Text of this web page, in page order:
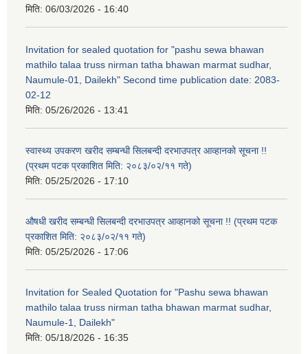
मिति: 06/03/2026 - 16:40
Invitation for sealed quotation for "pashu sewa bhawan
mathilo talaa truss nirman tatha bhawan marmat sudhar,
Naumule-01, Dailekh" Second time publication date: 2083-
02-12
मिति: 05/26/2026 - 13:41
स्वास्थ्य उपकरण खरीद सम्बन्धी सिलबन्दी दरभाउपत्र आव्हानको सूचना !!
(प्रथम पटक प्रकाशित मिति: २०८३/०२/११ गते)
मिति: 05/25/2026 - 17:10
औषधी खरीद सम्बन्धी सिलबन्दी दरभाउपत्र आव्हानको सूचना !! (प्रथम पटक
प्रकाशित मिति: २०८३/०२/११ गते)
मिति: 05/25/2026 - 17:06
Invitation for Sealed Quotation for "Pashu sewa bhawan
mathilo talaa truss nirman tatha bhawan marmat sudhar,
Naumule-1, Dailekh"
मिति: 05/18/2026 - 16:35